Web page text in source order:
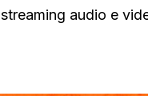
audio e